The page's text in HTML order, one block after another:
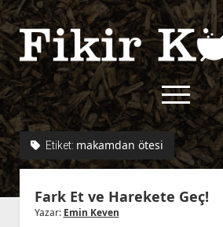
Fikir
Kazanı
menüyü
aç
twitterfacebook
rss
Kullanım Koşulları
Kurallar
Etiket: makamdan ötesi
Fark Et ve Harekete Geç!
Yazar: Emin Keven